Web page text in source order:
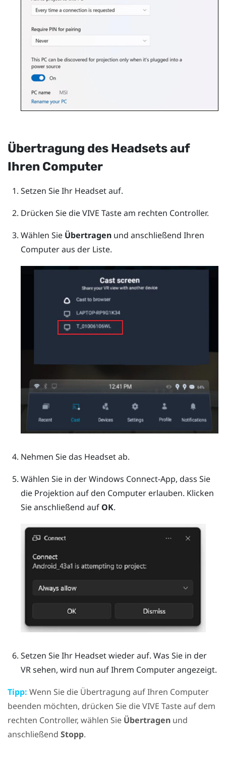
Übertragung des Headsets auf
Ihren Computer
Setzen Sie Ihr Headset auf.
Drücken Sie dieVIVE Taste am rechten Controller.
Wählen Sie Übertragenund anschließend Ihren
Computer aus der Liste.
Nehmen Sie das Headset ab.
Wählen Sie in derWindows Connect-App, dass Sie
die Projektion auf den Computer erlauben. Klicken
Sie anschließend auf OK.
Setzen Sie Ihr Headset wieder auf. Was Sie in der
VR sehen, wird nun auf Ihrem Computer angezeigt.
Tipp: Wenn Sie die Übertragung auf Ihren Computer
beenden möchten, drücken Sie dieVIVE Taste auf dem
rechten Controller, wählen Sie Übertragen und
anschließend Stopp.